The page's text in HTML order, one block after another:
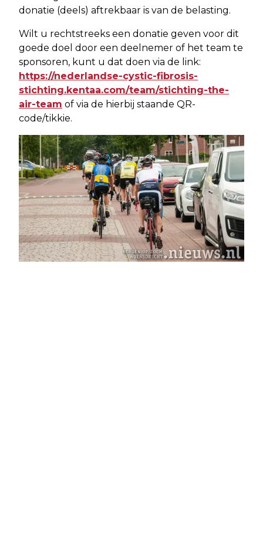
donatie (deels) aftrekbaar is van de belasting.
Wilt u rechtstreeks een donatie geven voor dit
goede doel door een deelnemer of het team te
sponsoren, kunt u dat doen via de link:
https://nederlandse-cystic-fibrosis-
stichting.kentaa.com/team/stichting-the-
air-team of via de hierbij staande QR-
code/tikkie.